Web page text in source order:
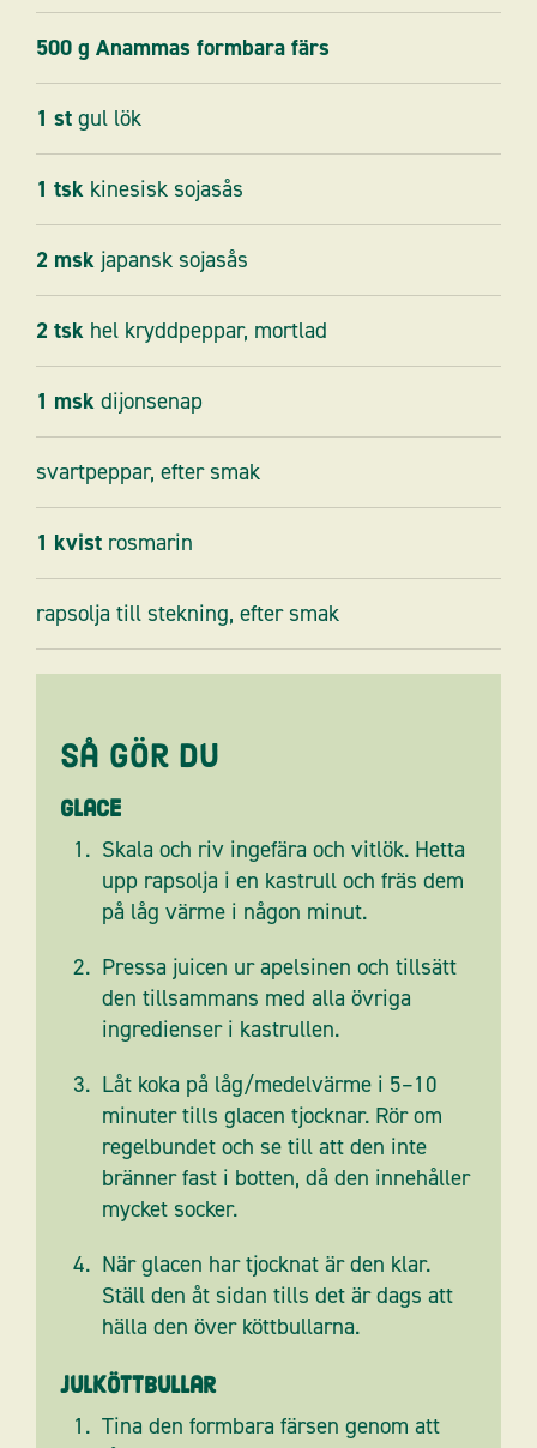
Så gör du
Glace
Skala och riv ingefära och vitlök. Hetta
upp rapsolja i en kastrull och fräs dem
på låg värme i någon minut.
Pressa juicen ur apelsinen och tillsätt
den tillsammans med alla övriga
ingredienser i kastrullen.
Låt koka på låg/medelvärme i 5–10
minuter tills glacen tjocknar. Rör om
regelbundet och se till att den inte
bränner fast i botten, då den innehåller
mycket socker.
När glacen har tjocknat är den klar.
Ställ den åt sidan tills det är dags att
hälla den över köttbullarna.
Julköttbullar
Tina den formbara färsen genom att
500 g Anammas formbara färs
1 st gul lök
1 tsk kinesisk sojasås
2 msk japansk sojasås
2 tsk hel kryddpeppar, mortlad
1 msk dijonsenap
svartpeppar, efter smak
1 kvist rosmarin
rapsolja till stekning, efter smak